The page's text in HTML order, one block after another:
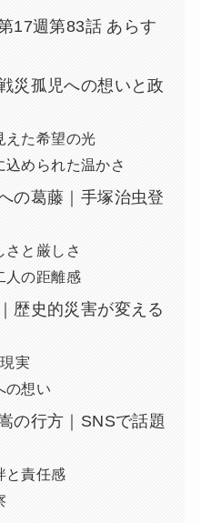
17週第83話 あらす
災孤児への想いと政
えた希望の光
められた温かさ
の葛藤｜手塚治虫登
さと厳しさ
人の距離感
歴史的災害が変える
実
の想い
の行方｜SNSで話題
と責任感